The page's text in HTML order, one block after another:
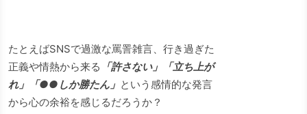
たとえばSNSで過激な罵詈雑言、行き過ぎた
正義や情熱から来る 「許さない」「立ち上が
れ」「●●しか勝たん」 という感情的な発言
から心の余裕を感じるだろうか？